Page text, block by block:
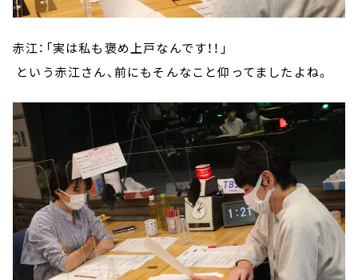
赤江：「実は私も褒め上戸なんです！！」
という赤江さん、前にもそんなこと仰ってましたよね。